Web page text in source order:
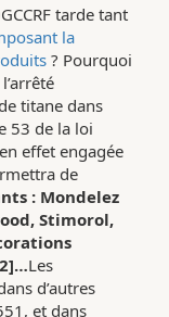
tarde tant
la
? Pourquoi
titane dans
53 de la loi
effet engagée
de
: Mondelez
Stimorol,
Les
d’autres
et dans